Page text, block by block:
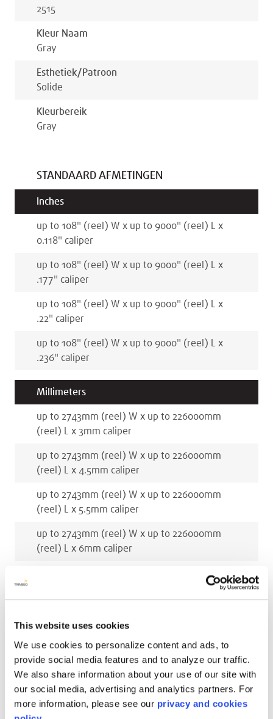
This website uses cookies
We use cookies to personalize content and ads, to
provide social media features and to analyze our traffic.
We also share information about your use of our site with
our social media, advertising and analytics partners. For
more information, please see our privacy and cookies
2515
Kleur Naam
Gray
Esthetiek/patroon
Solide
Kleurbereik
Gray
STANDAARD AFMETINGEN
Inches
up to 108" (reel) W x up to 9000" (reel) L x
0.118" caliper
up to 108" (reel) W x up to 9000" (reel) L x
.177" caliper
up to 108" (reel) W x up to 9000" (reel) L x
.22" caliper
up to 108" (reel) W x up to 9000" (reel) L x
.236" caliper
Millimeters
up to 2743mm (reel) W x up to 226000mm
(reel) L x 3mm caliper
up to 2743mm (reel) W x up to 226000mm
(reel) L x 4.5mm caliper
up to 2743mm (reel) W x up to 226000mm
(reel) L x 5.5mm caliper
up to 2743mm (reel) W x up to 226000mm
(reel) L x 6mm caliper